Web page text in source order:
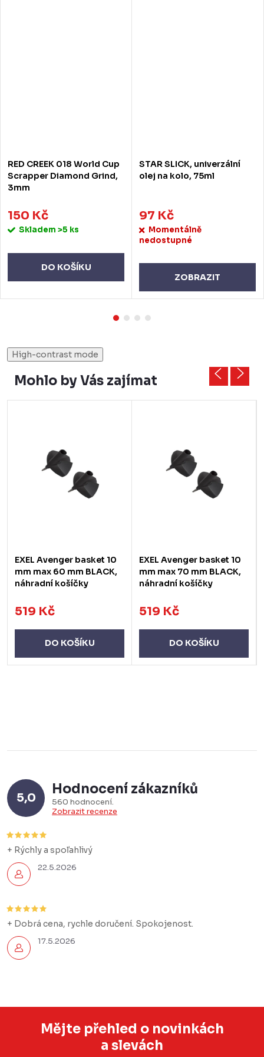
RED CREEK 018 World Cup
Scrapper Diamond Grind,
3mm
150 Kč
Skladem >5 ks
DO KOŠÍKU
STAR SLICK, univerzální
olej na kolo, 75ml
97 Kč
Momentálně
nedostupné
ZOBRAZIT
High-contrast mode
Mohlo by Vás zajímat
EXEL Avenger basket 10
mm max 60 mm BLACK,
náhradní košíčky
519 Kč
DO KOŠÍKU
EXEL Avenger basket 10
mm max 70 mm BLACK,
náhradní košíčky
519 Kč
DO KOŠÍKU
5,0
Hodnocení zákazníků
560 hodnocení
Zobrazit recenze
22.5.2026
+ Rýchly a spoľahlivý
17.5.2026
+ Dobrá cena, rychle doručení. Spokojenost.
Mějte přehled o novinkách
a slevách